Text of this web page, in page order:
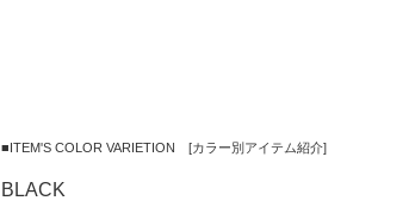
■ITEM'S COLOR VARIETION [カラー別アイテム紹介]
BLACK